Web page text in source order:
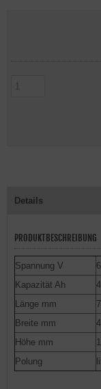
Details
PRODUKTBESCHREIBUNG
Spannung V
6
Kapazität Ah
Länge mm
Breite mm
Höhe mm
Polung